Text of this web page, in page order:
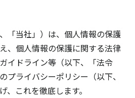
「当社」）は、個人情報の保護
、個人情報の保護に関する法律
イドライン等（以下、「法令
プライバシーポリシー（以下、
、これを徹底します。